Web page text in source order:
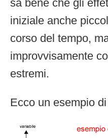
sa bene che gli
iniziale anche
corso del tempo,
improvvisamente
estremi.
Ecco un esempio